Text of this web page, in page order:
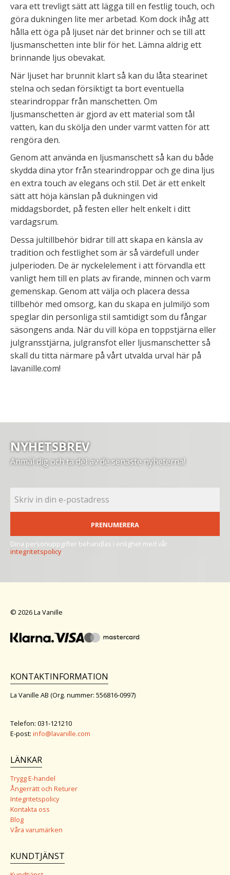
vara ett trevligt sätt att lägga till en festlig touch, och
göra dukningen lite mer arbetad. Kom dock ihåg att
hålla ett öga på ljuset när det brinner och se till att
ljusmanschetten inte blir för het. Lämna aldrig ett
brinnande ljus obevakat.
När ljuset har brunnit klart så kan du låta stearinet
stelna och sedan försiktigt ta bort eventuella
stearindroppar från manschetten. Om
ljusmanschetten är gjord av ett material som tål
vatten, kan du skölja den under varmt vatten för att
rengöra den.
Genom att använda en ljusmanschett så kan du både
skydda dina ytor från stearindroppar och ge dina ljus
en extra touch av elegans och stil. Det är ett enkelt
sätt att höja känslan på dukningen vid
middagsbordet, på festen eller helt enkelt i ditt
vardagsrum.
Dessa jultillbehör bidrar till att skapa en känsla av
tradition och festlighet som är så värdefull under
julperioden. De är nyckelelement i att förvandla ett
vanligt hem till en plats av firande, minnen och varm
gemenskap. Genom att välja och placera dessa
tillbehör med omsorg, kan du skapa en julmiljö som
speglar din personliga stil samtidigt som du fångar
säsongens anda. När du vill köpa en toppstjärna eller
julgransstjärna, julgransfot eller ljusmanschetter så
skall du titta närmare på vårt utvalda urval här på
lavanille.com!
NYHETSBREV
Anmäl dig och ta del av de senaste nyheterna!
PRENUMERERA
Dina personuppgifter behandlas i enlighet med vår
integritetspolicy.
© 2026 La Vanille
KONTAKTINFORMATION
La Vanille AB (Org. nummer: 556816-0997)
Telefon: 031-121210
E-post: info@lavanille.com
LÄNKAR
Trygg E-handel
Ångerrätt och Returer
Integritetspolicy
Kontakta oss
Blog
Våra varumärken
KUNDTJÄNST